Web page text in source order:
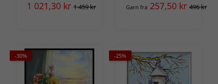
1 021,30 kr 1 459 kr Garn fra 257,50 kr 496 kr
-30% -25%